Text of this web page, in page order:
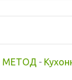
МЕТОД -